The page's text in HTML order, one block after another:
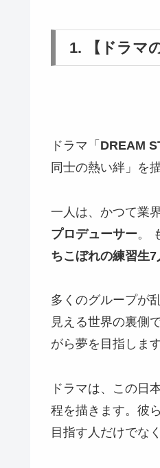
1. 【ドラマ
ドラマ「 DREAM
同士の熱い絆」を
一人は、かつて業
プロデューサー。
ちこぼれの練習生7
多くのグループが
見える世界の裏側
がら夢を目指します
ドラマは、この日
程を描きます。彼
目指す人だけでな